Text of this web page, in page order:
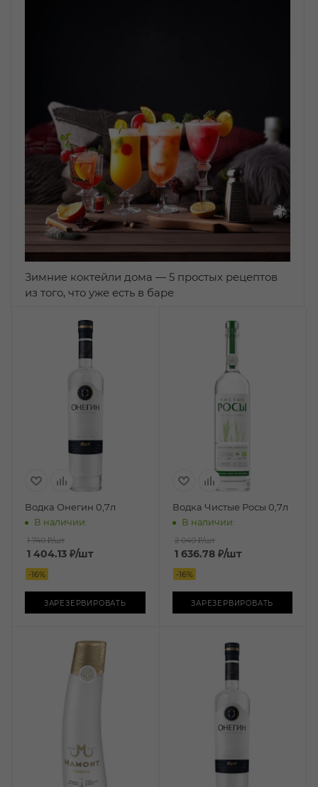
Зимние коктейли дома — 5 простых рецептов
из того, что уже есть в баре
Водка Онегин 0,7л
В наличии:
1 740 ₽/шт
1 404.13 ₽/шт
-16%
ЗАРЕЗЕРВИРОВАТЬ
Водка Чистые Росы 0,7л
В наличии:
2 040 ₽/шт
1 636.78₽/шт
-16%
ЗАРЕЗЕРВИРОВАТЬ